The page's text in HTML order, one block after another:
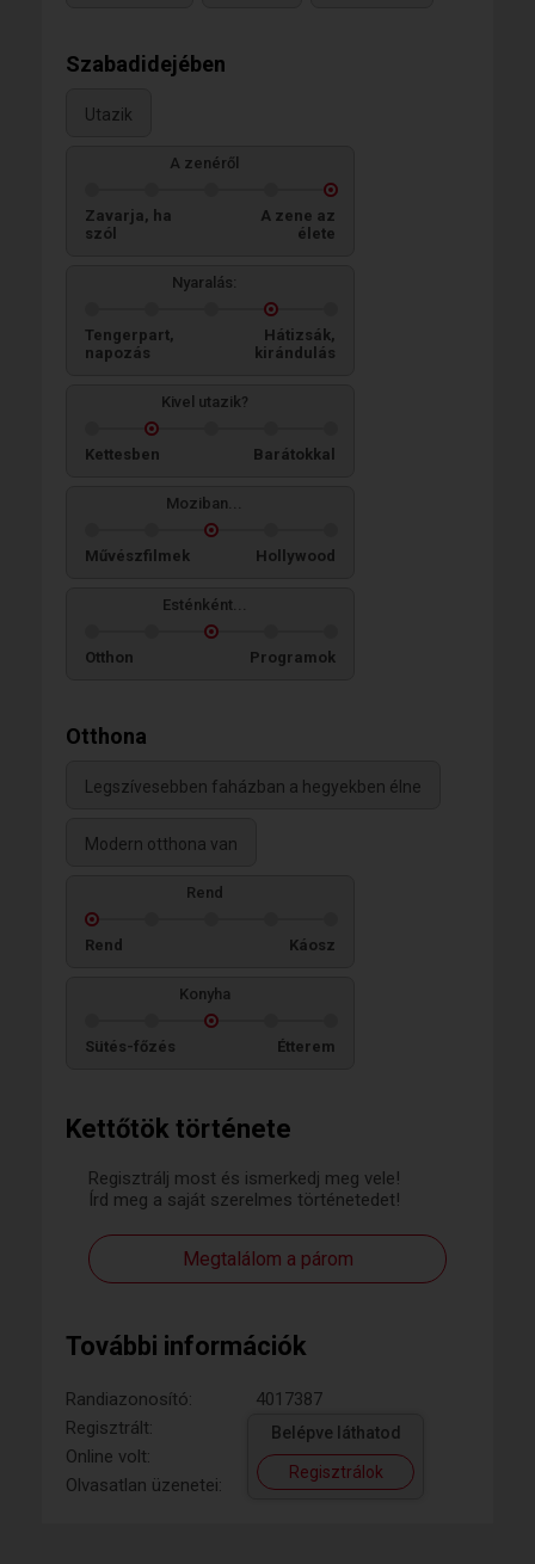
Kettőtök története
Regisztrálj most és ismerkedj meg vele!
Írd meg a saját szerelmes történetedet!
Megtalálom a párom
További információk
Randiazonosító:
4017387
Regisztrált:
Online volt:
Olvasatlan üzenetei:
Belépve láthatod
Regisztrálok
Szabadidejében
Utazik
A zenéről
Zavarja, ha
szól
A zene az
élete
Nyaralás:
Tengerpart,
napozás
Hátizsák,
kirándulás
Kivel utazik?
Kettesben Barátokkal
Moziban...
Művészfilmek Hollywood
Esténként...
Otthon Programok
Otthona
Legszívesebben faházban a hegyekben élne
Modern otthona van
Rend
Rend Káosz
Konyha
Sütés-főzés Étterem